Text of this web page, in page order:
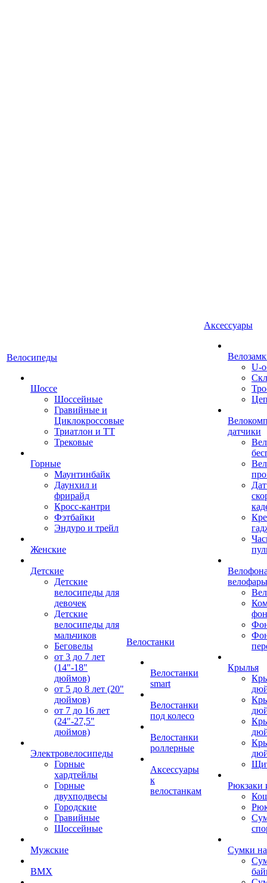
Велосипеды
Шоссе
Шоссейные
Гравийные и
Циклокроссовые
Триатлон и ТТ
Трековые
Горные
Маунтинбайк
Даунхил и
фрирайд
Кросс-кантри
Фэтбайки
Эндуро и трейл
Женские
Детские
Детские
велосипеды для
девочек
Детские
велосипеды для
мальчиков
Беговелы
от 3 до 7 лет
(14"-18"
дюймов)
от 5 до 8 лет (20"
дюймов)
от 7 до 16 лет
(24"-27,5"
дюймов)
Электровелосипеды
Горные
хардтейлы
Горные
двухподвесы
Городские
Гравийные
Шоссейные
Мужские
BMX
Велостанки
Велостанки
smart
Велостанки
под колесо
Велостанки
роллерные
Аксессуары
к
велостанкам
Аксессуары
U-
датчики
велофары
Крылья
Рюкзаки
Сумки